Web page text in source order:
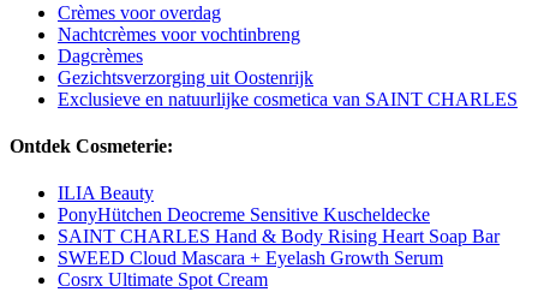
Crèmes voor overdag
Nachtcrèmes voor vochtinbreng
Dagcrèmes
Gezichtsverzorging uit Oostenrijk
Exclusieve en natuurlijke cosmetica van SAINT CHARLES
Ontdek Cosmeterie:
ILIA Beauty
PonyHütchen Deocreme Sensitive Kuscheldecke
SAINT CHARLES Hand & Body Rising Heart Soap Bar
SWEED Cloud Mascara + Eyelash Growth Serum
Cosrx Ultimate Spot Cream